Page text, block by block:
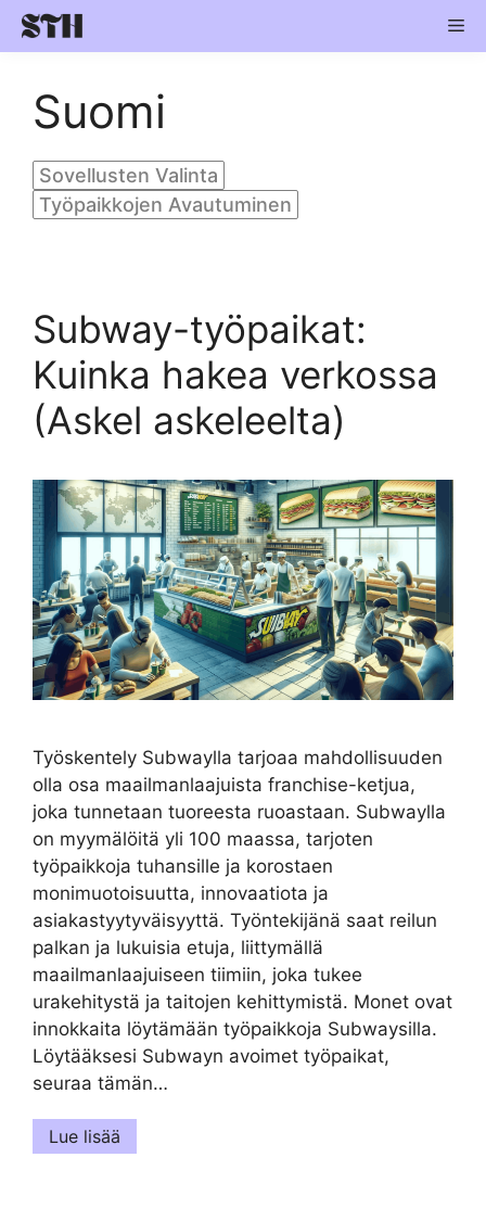
Skip
Suomi
Sovellusten Valinta
Työpaikkojen Avautuminen
Subway-työpaikat:
Kuinka hakea verkossa
(Askel askeleelta)
Työskentely Subwaylla tarjoaa mahdollisuuden
olla osa maailmanlaajuista franchise-ketjua,
joka tunnetaan tuoreesta ruoastaan. Subwaylla
on myymälöitä yli 100 maassa, tarjoten
työpaikkoja tuhansille ja korostaen
monimuotoisuutta, innovaatiota ja
asiakastyytyväisyyttä. Työntekijänä saat reilun
palkan ja lukuisia etuja, liittymällä
maailmanlaajuiseen tiimiin, joka tukee
urakehitystä ja taitojen kehittymistä. Monet ovat
innokkaita löytämään työpaikkoja Subwaysilla.
Löytääksesi Subwayn avoimet työpaikat,
seuraa tämän…
Lue lisää